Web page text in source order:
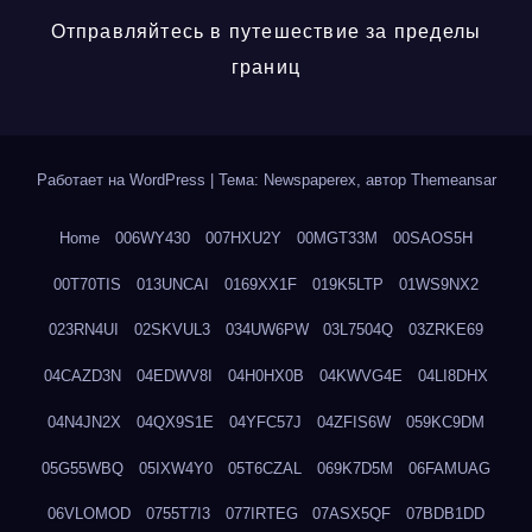
Отправляйтесь в путешествие за пределы
границ
Работает на WordPress Тема: Newspaperex, автор Themeansar
Home 006WY430 007HXU2Y 00MGT33M 00SAOS5H
00T70TIS 013UNCAI 0169XX1F 019K5LTP 01WS9NX2
023RN4UI 02SKVUL3 034UW6PW 03L7504Q 03ZRKE69
04CAZD3N 04EDWV8I 04H0HX0B 04KWVG4E 04LI8DHX
04N4JN2X 04QX9S1E 04YFC57J 04ZFIS6W 059KC9DM
05G55WBQ 05IXW4Y0 05T6CZAL 069K7D5M 06FAMUAG
06VLOMOD 0755T7I3 077IRTEG 07ASX5QF 07BDB1DD